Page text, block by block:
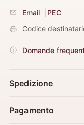
Email
PEC
Codice
Domande
Spedizione
Pagamento